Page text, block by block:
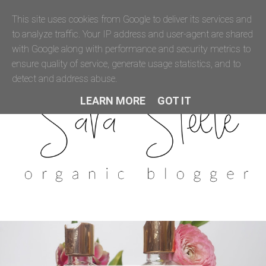
This site uses cookies from Google to deliver its services and
to analyze traffic. Your IP address and user-agent are shared
with Google along with performance and security metrics to
ensure quality of service, generate usage statistics, and to
detect and address abuse.
LEARN MORE GOT IT